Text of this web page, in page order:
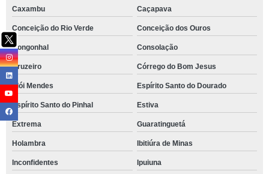
Caxambu Caçapava
Conceição do Rio Verde Conceição dos Ouros
Congonhal Consolação
Cruzeiro Córrego do Bom Jesus
Elói Mendes Espírito Santo do Dourado
Espírito Santo do Pinhal Estiva
Extrema Guaratinguetá
Holambra Ibitiúra de Minas
Inconfidentes Ipuiuna